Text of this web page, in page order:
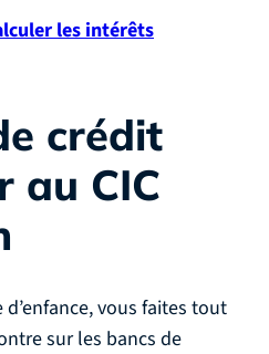
les intérêts
crédit
au CIC
vous faites tout
sur les bancs de